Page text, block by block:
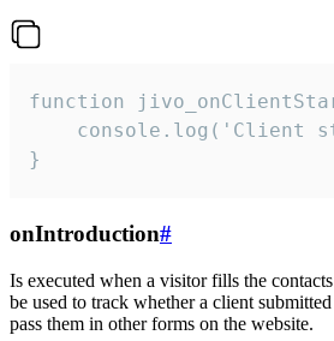
function
console.log('Client
}
onIntroduction#
Is executed when a visitor fills the
be used to track whether a client
pass them in other forms on the website.